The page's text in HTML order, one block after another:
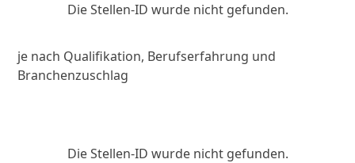
Die Stellen-ID wurde nicht gefunden.
je nach Qualifikation, Berufserfahrung und
Branchenzuschlag
Die Stellen-ID wurde nicht gefunden.